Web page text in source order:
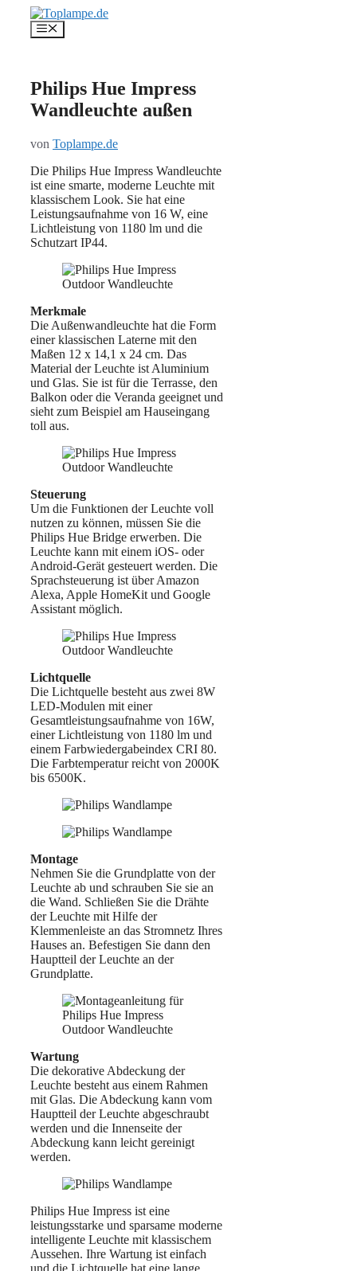
Inhalt
springen
Menü
Philips Hue Impress
Wandleuchte außen
von Toplampe.de
Die Philips Hue Impress Wandleuchte
ist eine smarte, moderne Leuchte mit
klassischem Look. Sie hat eine
Leistungsaufnahme von 16 W, eine
Lichtleistung von 1180 lm und die
Schutzart IP44.
Merkmale
Die Außenwandleuchte hat die Form
einer klassischen Laterne mit den
Maßen 12 x 14,1 x 24 cm. Das
Material der Leuchte ist Aluminium
und Glas. Sie ist für die Terrasse, den
Balkon oder die Veranda geeignet und
sieht zum Beispiel am Hauseingang
toll aus.
Steuerung
Um die Funktionen der Leuchte voll
nutzen zu können, müssen Sie die
Philips Hue Bridge erwerben. Die
Leuchte kann mit einem iOS- oder
Android-Gerät gesteuert werden. Die
Sprachsteuerung ist über Amazon
Alexa, Apple HomeKit und Google
Assistant möglich.
Lichtquelle
Die Lichtquelle besteht aus zwei 8W
LED-Modulen mit einer
Gesamtleistungsaufnahme von 16W,
einer Lichtleistung von 1180 lm und
einem Farbwiedergabeindex CRI 80.
Die Farbtemperatur reicht von 2000K
bis 6500K.
Montage
Nehmen Sie die Grundplatte von der
Leuchte ab und schrauben Sie sie an
die Wand. Schließen Sie die Drähte
der Leuchte mit Hilfe der
Klemmenleiste an das Stromnetz Ihres
Hauses an. Befestigen Sie dann den
Hauptteil der Leuchte an der
Grundplatte.
Wartung
Die dekorative Abdeckung der
Leuchte besteht aus einem Rahmen
mit Glas. Die Abdeckung kann vom
Hauptteil der Leuchte abgeschraubt
werden und die Innenseite der
Abdeckung kann leicht gereinigt
werden.
Philips Hue Impress ist eine
leistungsstarke und sparsame moderne
intelligente Leuchte mit klassischem
Aussehen. Ihre Wartung ist einfach